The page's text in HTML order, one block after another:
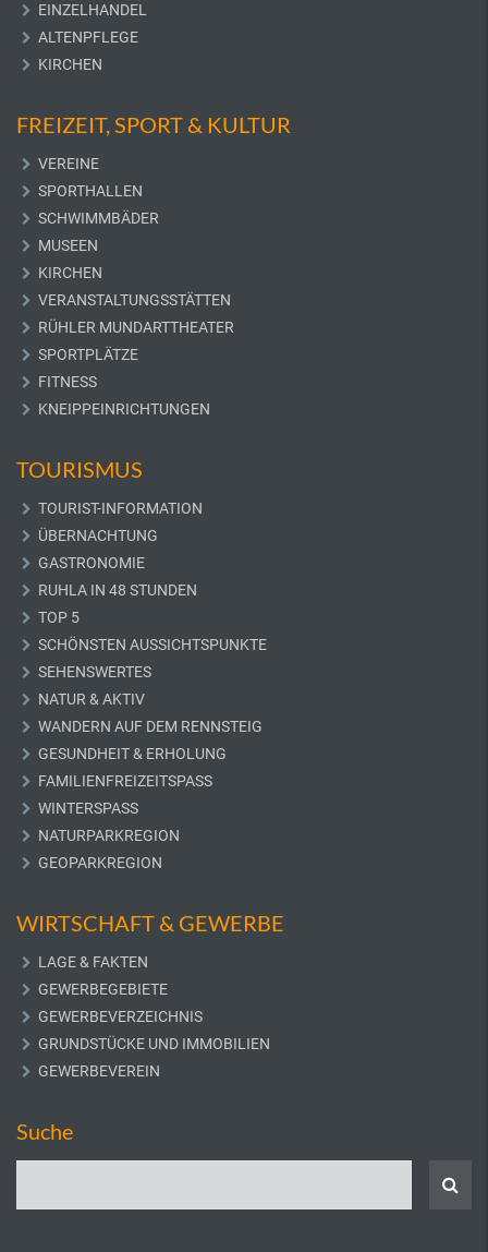
EINZELHANDEL
ALTENPFLEGE
KIRCHEN
FREIZEIT, SPORT & KULTUR
VEREINE
SPORTHALLEN
SCHWIMMBÄDER
MUSEEN
KIRCHEN
VERANSTALTUNGSSTÄTTEN
RÜHLER MUNDARTTHEATER
SPORTPLÄTZE
FITNESS
KNEIPPEINRICHTUNGEN
TOURISMUS
TOURIST-INFORMATION
ÜBERNACHTUNG
GASTRONOMIE
RUHLA IN 48 STUNDEN
TOP 5
SCHÖNSTEN AUSSICHTSPUNKTE
SEHENSWERTES
NATUR & AKTIV
WANDERN AUF DEM RENNSTEIG
GESUNDHEIT & ERHOLUNG
FAMILIENFREIZEITSPASS
WINTERSPASS
NATURPARKREGION
GEOPARKREGION
WIRTSCHAFT & GEWERBE
LAGE & FAKTEN
GEWERBEGEBIETE
GEWERBEVERZEICHNIS
GRUNDSTÜCKE UND IMMOBILIEN
GEWERBEVEREIN
Suche